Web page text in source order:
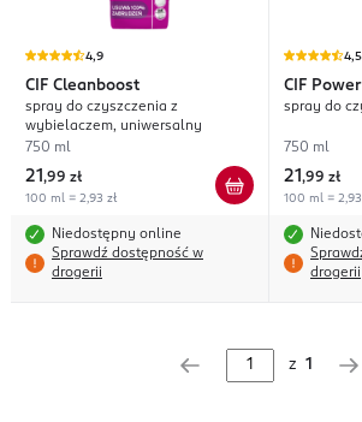
4,9
CIF Cleanboost
spray do czyszczenia z
wybielaczem, uniwersalny
750 ml
21 ,99 zł
100 ml = 2,93 zł
Niedostępny online
Sprawdź dostępność w
drogerii
4,5
CIF
spray do
750 ml
21 ,99 zł
100 ml = 2,93
drogerii
z 1